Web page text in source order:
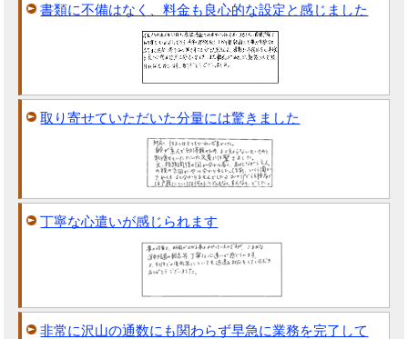
書類に不備はなく、料金も良心的な設定と感じました
取り寄せていただいた分量には驚きました
丁寧な心遣いが感じられます
非常に沢山の通数にも関わらず早急に業務を完了して